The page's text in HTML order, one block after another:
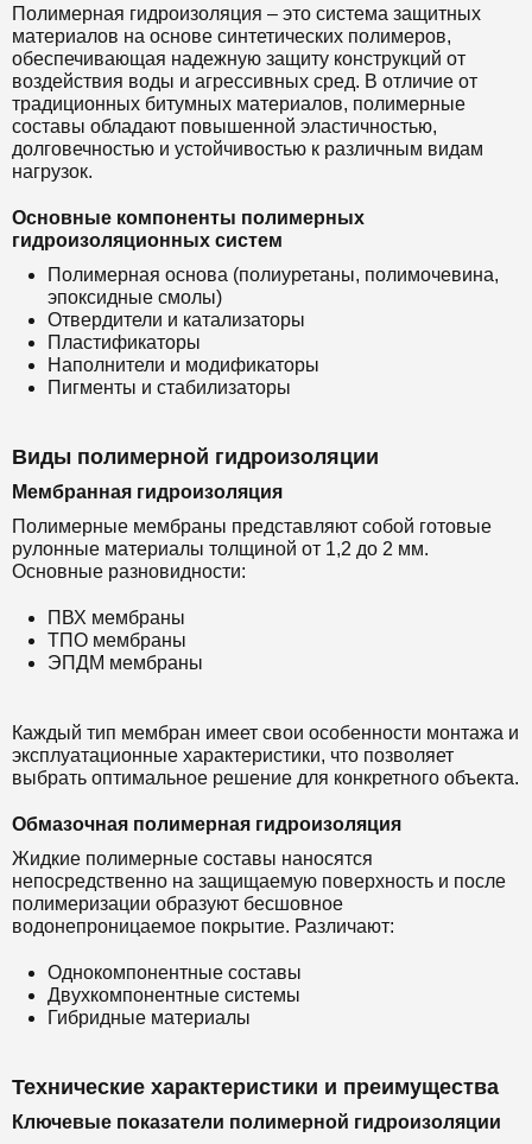
Полимерная гидроизоляция – это система защитных
материалов на основе синтетических полимеров,
обеспечивающая надежную защиту конструкций от
воздействия воды и агрессивных сред. В отличие от
традиционных битумных материалов, полимерные
составы обладают повышенной эластичностью,
долговечностью и устойчивостью к различным видам
нагрузок.
Основные компоненты полимерных
гидроизоляционных систем
Полимерная основа (полиуретаны, полимочевина,
эпоксидные смолы)
Отвердители и катализаторы
Пластификаторы
Наполнители и модификаторы
Пигменты и стабилизаторы
Виды полимерной гидроизоляции
Мембранная гидроизоляция
Полимерные мембраны представляют собой готовые
рулонные материалы толщиной от 1,2 до 2 мм.
Основные разновидности:
ПВХ мембраны
ТПО мембраны
ЭПДМ мембраны
Каждый тип мембран имеет свои особенности монтажа и
эксплуатационные характеристики, что позволяет
выбрать оптимальное решение для конкретного объекта.
Обмазочная полимерная гидроизоляция
Жидкие полимерные составы наносятся
непосредственно на защищаемую поверхность и после
полимеризации образуют бесшовное
водонепроницаемое покрытие. Различают:
Однокомпонентные составы
Двухкомпонентные системы
Гибридные материалы
Технические характеристики и преимущества
Ключевые показатели полимерной гидроизоляции